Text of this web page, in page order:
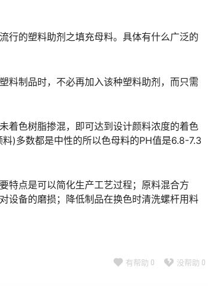
行的塑料助剂之填充母料。具体有什么广泛的
料制品时，不必再加入该种塑料助剂，而只需
着色树脂掺混，即可达到设计颜料浓度的着色
)多数都是中性的所以色母料的PH值是6.8-7.3
特点是可以简化生产工艺过程；原料混合方
设备的磨损；降低制品在换色时清洗螺杆用料
有帮助 0 没帮助 0